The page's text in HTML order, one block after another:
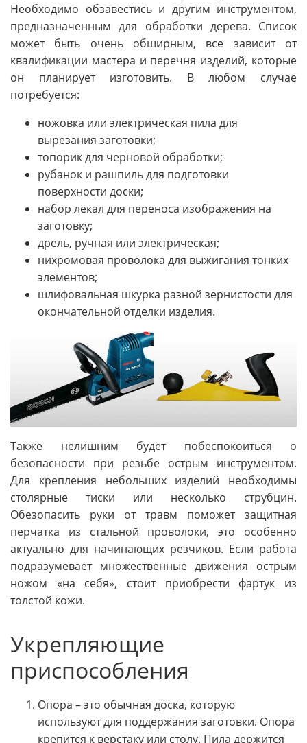
Необходимо обзавестись и другим инструментом,
предназначенным для обработки дерева. Список
может быть очень обширным, все зависит от
квалификации мастера и перечня изделий, которые
он планирует изготовить. В любом случае
потребуется:
ножовка или электрическая пила для
вырезания заготовки;
топорик для черновой обработки;
рубанок и рашпиль для подготовки
поверхности доски;
набор лекал для переноса изображения на
заготовку;
дрель, ручная или электрическая;
нихромовая проволока для выжигания тонких
элементов;
шлифовальная шкурка разной зернистости для
окончательной отделки изделия.
Также нелишним будет побеспокоиться о
безопасности при резьбе острым инструментом.
Для крепления небольших изделий необходимы
столярные тиски или несколько струбцин.
Обезопасить руки от травм поможет защитная
перчатка из стальной проволоки, это особенно
актуально для начинающих резчиков. Если работа
подразумевает множественные движения острым
ножом «на себя», стоит приобрести фартук из
толстой кожи.
Укрепляющие
приспособления
Опора – это обычная доска, которую
используют для поддержания заготовки. Опора
крепится к верстаку или столу. Пила держится